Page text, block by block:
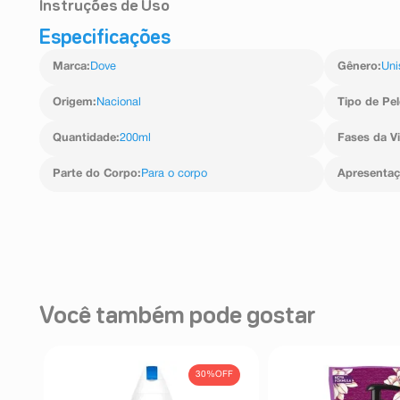
Instruções de Uso
Para uma melhor experiência, sugerimos que molhe a
circulares e enxágue. Banho com esponja: aplique
independente. Bactéria testada: P. Aeruginosa
Especificações
Marca: Dove Gênero:
Origem: Nacional Tipo de
Quantidade:200ml Fases da
Parte do Corpo: Para o corpo
Você também pode gostar
30%OFF